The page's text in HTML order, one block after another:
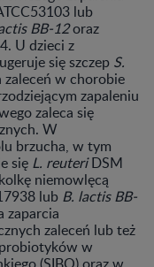
lub
BB-12oraz
U dzieci z
się szczep S.
w chorobie
zapaleniu
zaleca się
W
brzucha, w tym
się L. reuteriDSM
niemowlęcą
lub B. lactis BB-
zaparcia
zaleceń lub też
w